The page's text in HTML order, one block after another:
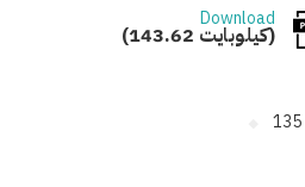
Download
(143.62 كيلوبايت)
135